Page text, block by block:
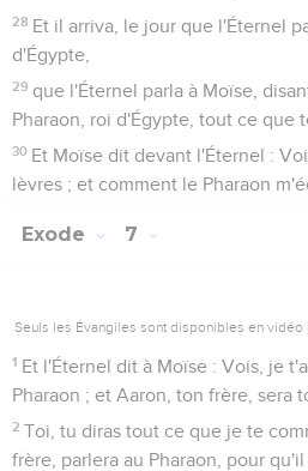
28 Et il arriva, le jour que l'Éternel
d'Égypte,
29 que l'Éternel parla à Moïse,
Pharaon, roi d'Égypte, tout ce que
30 Et Moïse dit devant l'Éternel :
lèvres ; et comment le Pharaon
Exode 7
Seuls les Évangiles sont disponibles en vidéo
1 Et l'Éternel dit à Moïse : Vois, je
Pharaon ; et Aaron, ton frère, sera
2 Toi, tu diras tout ce que je te
frère, parlera au Pharaon, pour